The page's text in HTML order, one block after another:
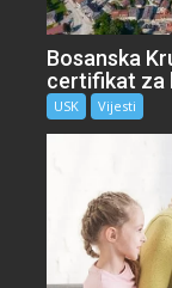
Bosanska
certifikat za
USK Vijesti